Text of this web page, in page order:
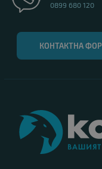
0899 680 120
КОНТАКТНА